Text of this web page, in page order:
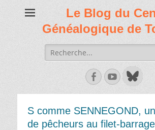
Le Blog du
Généalogique de
Recherche
de:
Facebook
Youtube
S comme SENNEGOND,
de pêcheurs au filet-